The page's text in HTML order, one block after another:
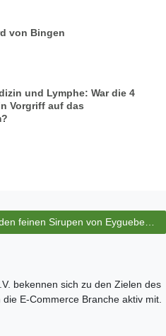
von Bingen
und Lymphe: War die 4
Vorgriff auf das
🍹 Jetzt wird’s sommerlich: Mit den feinen Sirupen von Eyguebelle entstehen erfrischende Cocktails und köstliche Sommerdrinks.
bekennen sich zu den Zielen des
E-Commerce Branche aktiv mit.